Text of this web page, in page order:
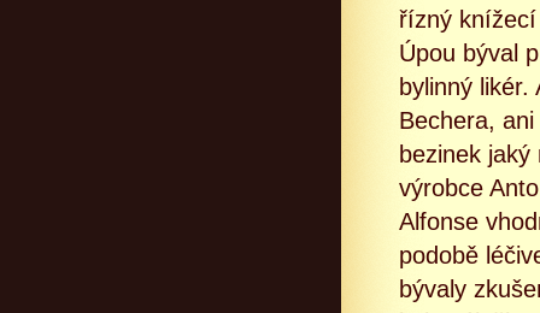
řízný knížecí
Úpou býval
bylinný likér.
Bechera,
bezinek
výrobce
Alfonse
podobě
bývaly